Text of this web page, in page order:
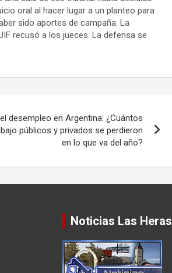
oral al hacer lugar a un planteo para
sido aportes de campaña. La
recusó a los jueces. La defensa se
desempleo en Argentina: ¿Cuántos
públicos y privados se perdieron
en lo que va del año?
Noticias Las Heras